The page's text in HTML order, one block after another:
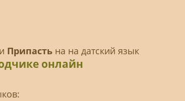
Припастьна на датский язык
онлайн